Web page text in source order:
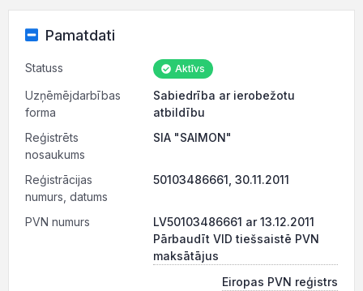
Pamatdati
Statuss Aktīvs
Uzņēmējdarbības
forma
Sabiedrība ar ierobežotu
atbildību
Reģistrēts
nosaukums
SIA "SAIMON"
Reģistrācijas
numurs, datums
50103486661, 30.11.2011
PVN numurs
LV50103486661 ar 13.12.2011
Pārbaudīt VID tiešsaistē PVN
maksātājus
Eiropas PVN reģistrs